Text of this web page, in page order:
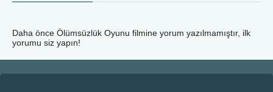
Daha önce Ölümsüzlük Oyunu filmine yorum yazılmamıştır, ilk
yorumu siz yapın!